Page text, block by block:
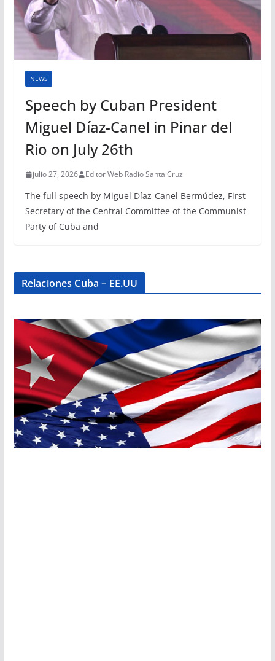
NEWS
Speech by Cuban President
Miguel Díaz-Canel in Pinar del
Rio on July 26th
julio 27, 2026 Editor Web Radio Santa Cruz
The full speech by Miguel Díaz-Canel Bermúdez, First
Secretary of the Central Committee of the Communist
Party of Cuba and
Relaciones Cuba – EE.UU